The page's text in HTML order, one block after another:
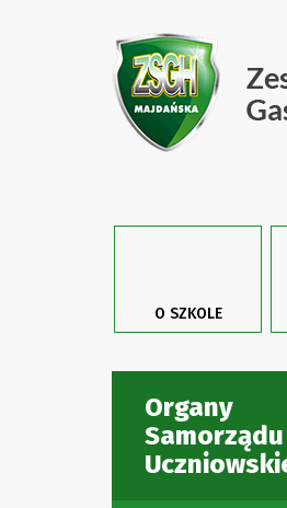
O SZKOLE
Organy
Samorządu